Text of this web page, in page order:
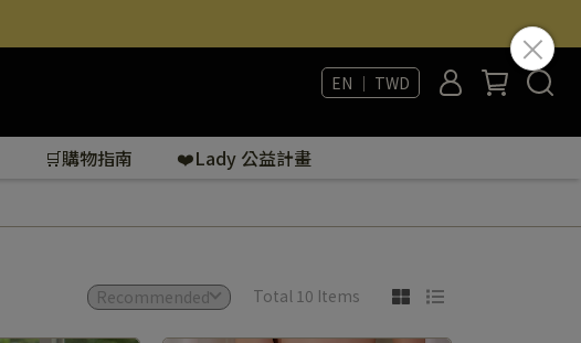
EN ｜ TWD
🛒購物指南 ❤️Lady 公益計畫
Total 10 Items